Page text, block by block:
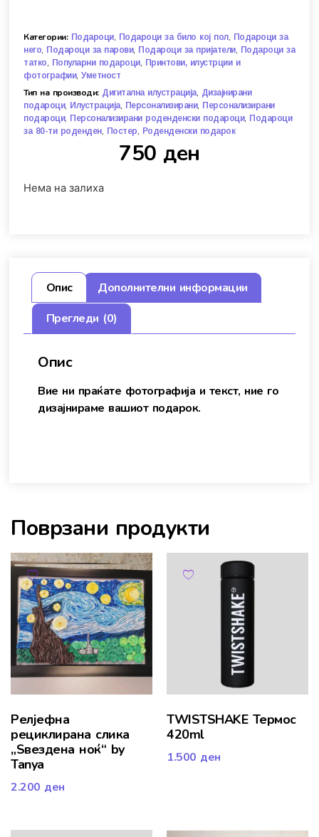
Категории: Подароци, Подароци за било кој пол, Подароци за
него, Подароци за парови, Подароци за пријатели, Подароци за
татко, Популарни подароци, Принтови, илустрции и
фотографии,Уметност
Тип на производи: Дигитална илустрација, Дизајнирани
подароци, Илустрација, Персонализирани, Персонализирани
подароци, Персонализирани роденденски подароци, Подароци
за 80-ти роденден, Постер, Роденденски подарок
750 ден
Нема на залиха
Опис
Дополнителни информации
Прегледи (0)
Опис
Вие ни праќате фотографија и текст, ние го
дизајнираме вашиот подарок.
Поврзани продукти
Релјефна
рециклирана слика
„Ѕвездена ноќ“ by
Tanya
2.200 ден
TWISTSHAKE Термос
420ml
1.500 ден